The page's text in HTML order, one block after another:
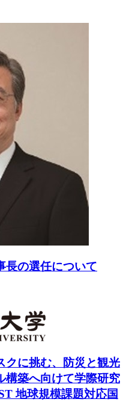
長の選任について
クに挑む、防災と観光
構築へ向けて学際研究
地球規模課題対応国